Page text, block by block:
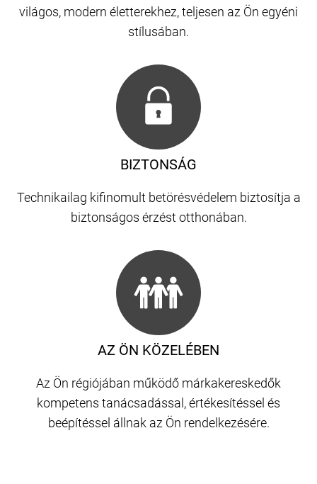
világos, modern életterekhez, teljesen az Ön egyéni
stílusában.
AZ ÖN KÖZELÉBEN
Az Ön régiójában működő márkakereskedők
kompetens tanácsadással, értékesítéssel és
beépítéssel állnak az Ön rendelkezésére.
BIZTONSÁG
Technikailag kifinomult betörésvédelem biztosítja a
biztonságos érzést otthonában.